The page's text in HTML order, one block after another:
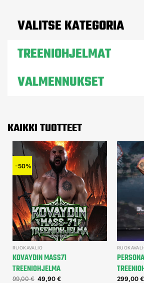
VALITSE KATEGORIA
TREENIOHJELMAT
VALMENNUKSET
KAIKKI TUOTTEET
-50%
RUOKAVALIO
KOVAYDIN MASS71
TREENIOHJELMA
99,00€ 49,90€ 299,00 €